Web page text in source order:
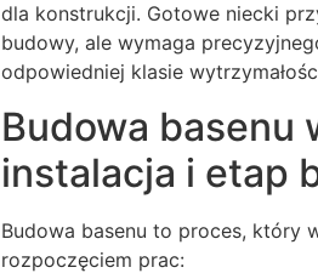
dla konstrukcji. Gotowe niecki
budowy, ale wymaga
odpowiedniej klasie
Budowa basenu
instalacja i etap
Budowa basenu to proces, który
rozpoczęciem prac: